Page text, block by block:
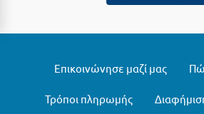
Λεπτοκαρυά
Λέσβος
Επικοινώνησε μαζί μας
Τρόποι πληρωμής